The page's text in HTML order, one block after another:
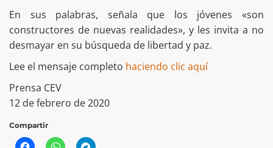
En sus palabras, señala que los jóvenes «son
constructores de nuevas realidades», y les invita a no
desmayar en su búsqueda de libertad y paz.
Lee el mensaje completo haciendo clic aquí
Prensa CEV
12 de febrero de 2020
Compartir